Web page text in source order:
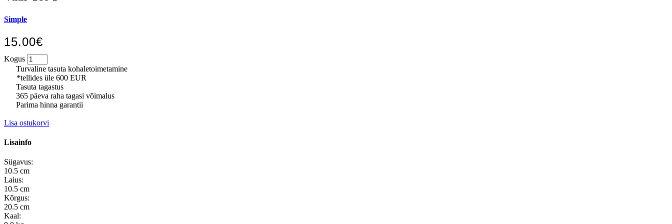
Simple
15.00€
Kogus
Turvaline tasuta kohaletoimetamine
*tellides üle 600 EUR
Tasuta tagastus
365 päeva raha tagasi võimalus
Parima hinna garantii
Lisa ostukorvi
Lisainfo
Sügavus:
10.5 cm
Laius:
10.5 cm
Kõrgus:
20.5 cm
Kaal: